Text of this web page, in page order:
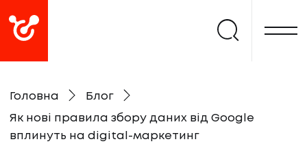
Головна Блог
Як нові правила збору даних від Google
вплинуть на digital-маркетинг